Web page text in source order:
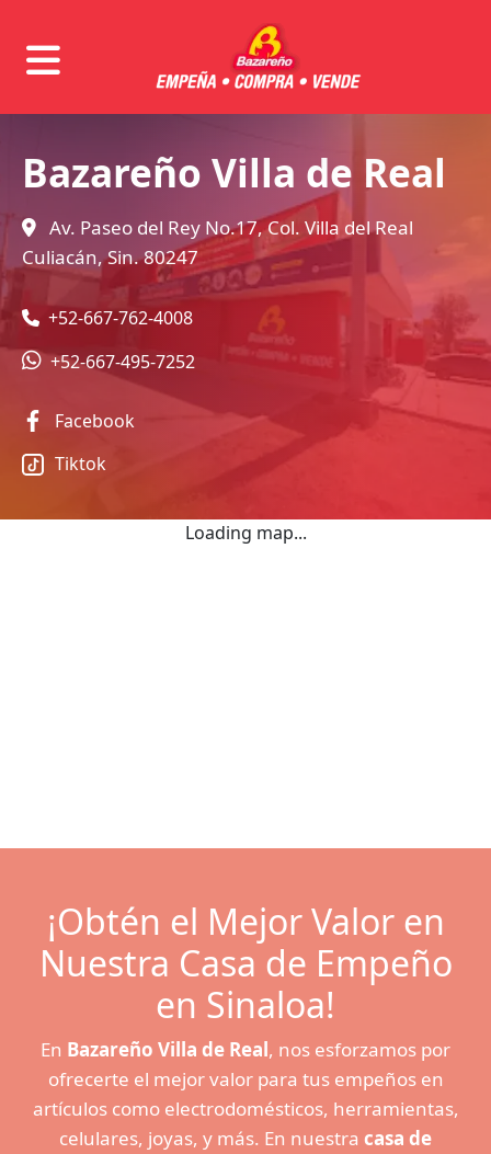
Bazareño Villa de Real
Av. Paseo del Rey No.17, Col. Villa del Real
Culiacán, Sin. 80247
+52-667-762-4008
+52‪-‪‪667-495-7252‬
Facebook
Tiktok
Loading map...
¡Obtén el Mejor Valor en
Nuestra Casa de Empeño
en Sinaloa!
En Bazareño Villa de Real, nos esforzamos por
ofrecerte el mejor valor para tus empeños en
artículos como electrodomésticos, herramientas,
celulares, joyas, y más. En nuestra casa de